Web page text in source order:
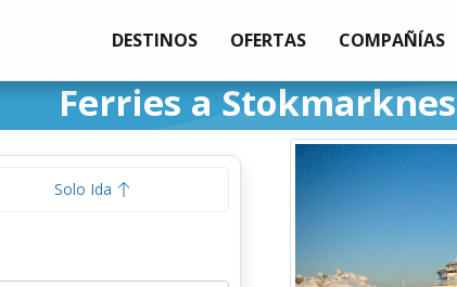
DESTINOS OFERTAS COMPAÑÍAS
Ferries a Stokmarknes
Solo Ida